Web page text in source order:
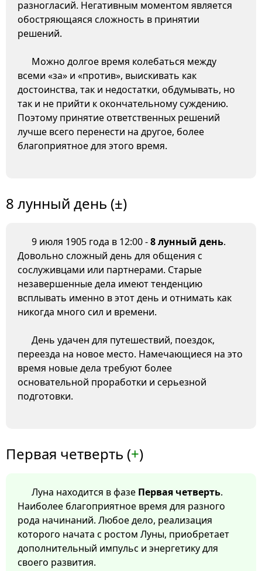
разногласий. Негативным моментом является
обостряющаяся сложность в принятии
решений.
Можно долгое время колебаться между
всеми «за» и «против», выискивать как
достоинства, так и недостатки, обдумывать, но
так и не прийти к окончательному суждению.
Поэтому принятие ответственных решений
лучше всего перенести на другое, более
благоприятное для этого время.
8 лунный день (±)
9 июля 1905 года в 12:00 -8 лунный день.
Довольно сложный день для общения с
сослуживцами или партнерами. Старые
незавершенные дела имеют тенденцию
всплывать именно в этот день и отнимать как
никогда много сил и времени.
День удачен для путешествий, поездок,
переезда на новое место. Намечающиеся на это
время новые дела требуют более
основательной проработки и серьезной
подготовки.
Первая четверть (+)
Луна находится в фазе Первая четверть.
Наиболее благоприятное время для разного
рода начинаний. Любое дело, реализация
которого начата с ростом Луны, приобретает
дополнительный импульс и энергетику для
своего развития.